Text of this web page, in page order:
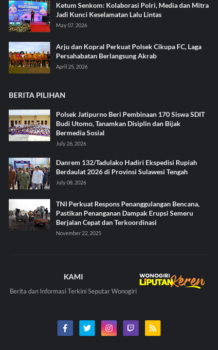
Ketum Senkom: Kolaborasi Polri, Media dan Mitra
Jadi Kunci Keselamatan Lalu Lintas
May 07, 2026
Arju dan Kopral Perkuat Polsek Cikupa FC, Laga
Persahabatan Berlangsung Akrab
April 25, 2026
BERITA PILIHAN
Polsek Jatipurno Beri Pembinaan 170 Siswa SDIT
Budi Utomo, Tanamkan Disiplin dan Bijak
Bermedia Sosial
July 26, 2026
Danrem 132/Tadulako Hadiri Ekspedisi Rupiah
Berdaulat 2026 di Provinsi Sulawesi Tengah
July 08, 2026
TNI Perkuat Respons Penanggulangan Bencana,
Pastikan Penanganan Dampak Erupsi Semeru
Berjalan Cepat dan Terkoordinasi
November 22, 2025
KAMI
Berita dan Informasi Terkini Seputar Wonogiri